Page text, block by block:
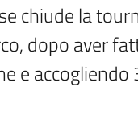
chiude la
dopo aver
e